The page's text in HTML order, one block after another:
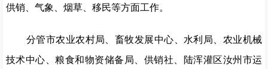
供销、气象、烟草、移民等方面工作。
分管市农业农村局、畜牧发展中心、水利局、农业机械
技术中心、粮食和物资储备局、供销社、陆浑灌区汝州市运